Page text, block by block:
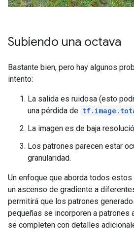
Subiendo una octava
Bastante bien, pero hay algunos
intento:
La salida es ruidosa (esto
una pérdida de
La imagen es de baja
Los patrones parecen estar
granularidad.
Un enfoque que aborda todos
un ascenso de gradiente a
permitirá que los patrones
pequeñas se incorporen a patrones
se completen con detalles